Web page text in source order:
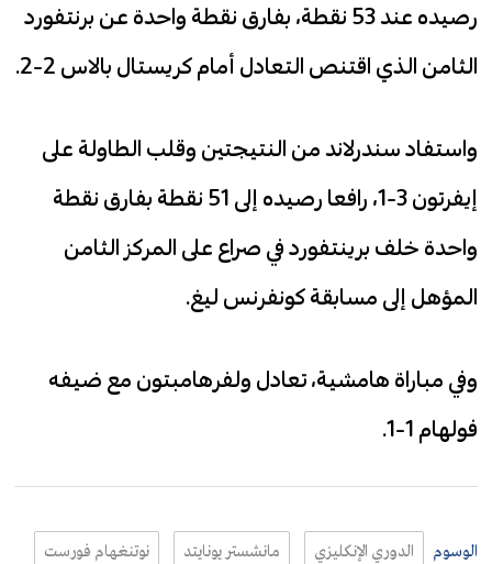
رصيده عند 53 نقطة، بفارق نقطة واحدة عن برنتفورد
الثامن الذي اقتنص التعادل أمام كريستال بالاس 2-2.
واستفاد سندرلاند من النتيجتين وقلب الطاولة على
إيفرتون 3-1، رافعا رصيده إلى 51 نقطة بفارق نقطة
واحدة خلف برينتفورد في صراع على المركز الثامن
المؤهل إلى مسابقة كونفرنس ليغ.
وفي مباراة هامشية، تعادل ولفرهامبتون مع ضيفه
فولهام 1-1.
الوسوم الدوري الإنكليزي مانشستر يونايتد نوتنغهام فورست